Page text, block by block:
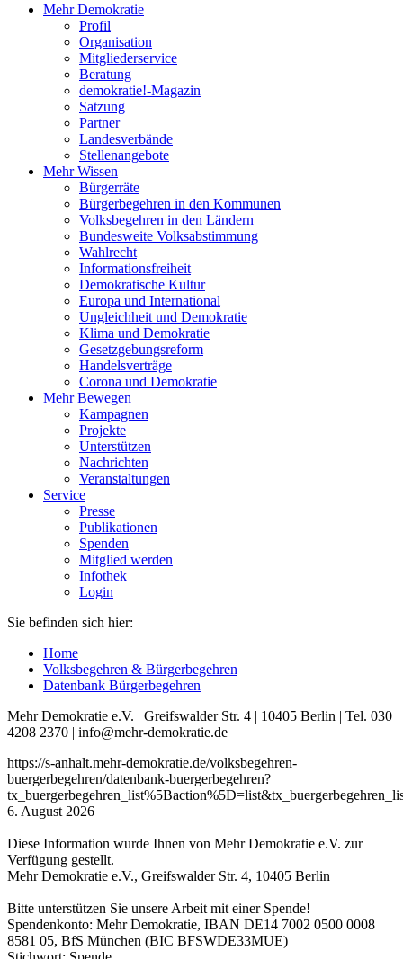
Mehr Demokratie
Profil
Organisation
Mitgliederservice
Beratung
demokratie!-Magazin
Satzung
Partner
Landesverbände
Stellenangebote
Mehr Wissen
Bürgerräte
Bürgerbegehren in den Kommunen
Volksbegehren in den Ländern
Bundesweite Volksabstimmung
Wahlrecht
Informationsfreiheit
Demokratische Kultur
Europa und International
Ungleichheit und Demokratie
Klima und Demokratie
Gesetzgebungsreform
Handelsverträge
Corona und Demokratie
Mehr Bewegen
Kampagnen
Projekte
Unterstützen
Nachrichten
Veranstaltungen
Service
Presse
Publikationen
Spenden
Mitglied werden
Infothek
Login
Sie befinden sich hier:
Home
Volksbegehren & Bürgerbegehren
Datenbank Bürgerbegehren
Mehr Demokratie e.V. | Greifswalder Str. 4 | 10405 Berlin | Tel. 030
4208 2370 | info@mehr-demokratie.de
https://s-anhalt.mehr-demokratie.de/volksbegehren-
buergerbegehren/datenbank-buergerbegehren?
6. August 2026
Diese Information wurde Ihnen von Mehr Demokratie e.V. zur
Verfügung gestellt.
Mehr Demokratie e.V., Greifswalder Str. 4, 10405 Berlin
Bitte unterstützen Sie unsere Arbeit mit einer Spende!
Spendenkonto: Mehr Demokratie, IBAN DE14 7002 0500 0008
8581 05, BfS München (BIC BFSWDE33MUE)